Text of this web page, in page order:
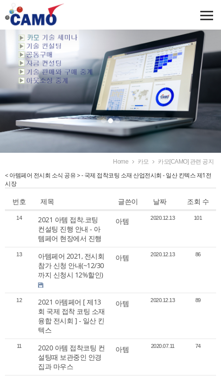
Home 카모 카모[CAMO] 관련 공지
< 아템페어 전시회 소식 공유 > - 국제 접착코팅 소재 산업전시회 - 일산 킨텍스 제1전
시장
번호 제목 글쓴이 날짜 조회 수
14
2021 아템 접착.코팅
컨설팅 진행 안내 - 아
템페어 현장에서 진행
아템 2020.12.13 101
13
아템페어 2021, 전시회
참가 신청 안내(~12/30
까지 신청시 12%할인)
아템 2020.12.13 86
12
2021 아템페어 [ 제13
회 국제 접착 코팅 소재
융합 전시회 ] - 일산 킨
텍스
아템 2020.12.13 89
11
2020 아템 접착코팅 컨
설팅때 보관중인 안경
집과 마우스
아템 2020.07.11 74